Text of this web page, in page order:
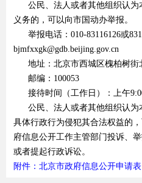
公民、法人或者其他组织认为
义务的，可以向市国动办举报。
举报电话：010-83116126或
bjmfxxgk@gdb.beijing.gov.cn
地址：北京市西城区槐柏树街
邮编：100053
接待时间（工作日）：上午
公民、法人或者其他组织认为
具体行政行为侵犯其合法权益的
府信息公开工作主管部门投诉、
或者提起行政诉讼。
附件：北京市政府信息公开申请表